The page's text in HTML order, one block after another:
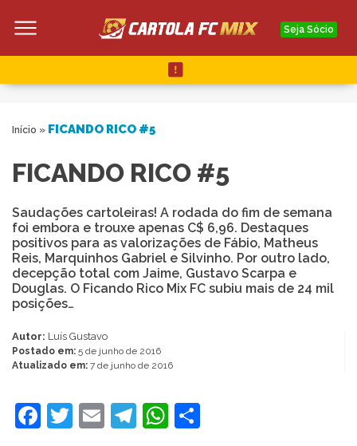
Seja Sócio
Início » FICANDO RICO #5
FICANDO RICO #5
Saudações cartoleiras! A rodada do fim de semana
foi embora e trouxe apenas C$ 6,96. Destaques
positivos para as valorizações de Fábio, Matheus
Reis, Marquinhos Gabriel e Silvinho. Por outro lado,
decepção total com Jaime, Gustavo Scarpa e
Douglas. O Ficando Rico Mix FC subiu mais de 24 mil
posições…
Autor: Luís Gustavo
Postado em: 5 de junho de 2016
Atualizado em: 7 de junho de 2016
Facebook
Twitter
EmailTelegram
WhatsApp